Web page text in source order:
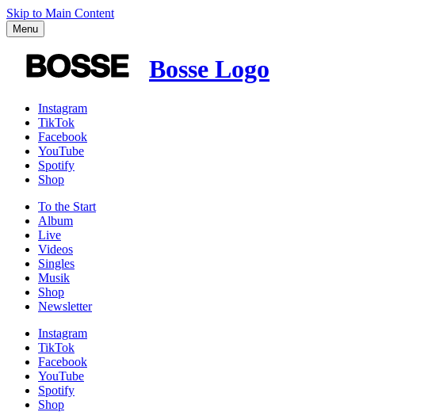
Skip to Main Content
Menu
Bosse Logo
Instagram
TikTok
Facebook
YouTube
Spotify
Shop
To the Start
Album
Live
Videos
Singles
Musik
Shop
News­letter
Instagram
TikTok
Facebook
YouTube
Spotify
Shop